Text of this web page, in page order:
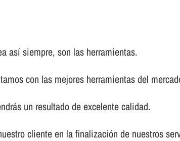
así­ siempre, son las herramientas.
con las mejores herramientas del
un resultado de excelente calidad.
cliente en la finalización de nuestros